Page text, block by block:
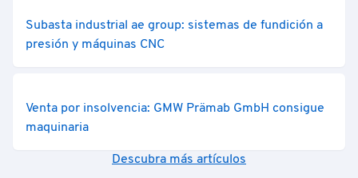
Subasta industrial ae group: sistemas de fundición a
presión y máquinas CNC
Venta por insolvencia: GMW Prämab GmbH consigue
maquinaria
Descubra más artículos